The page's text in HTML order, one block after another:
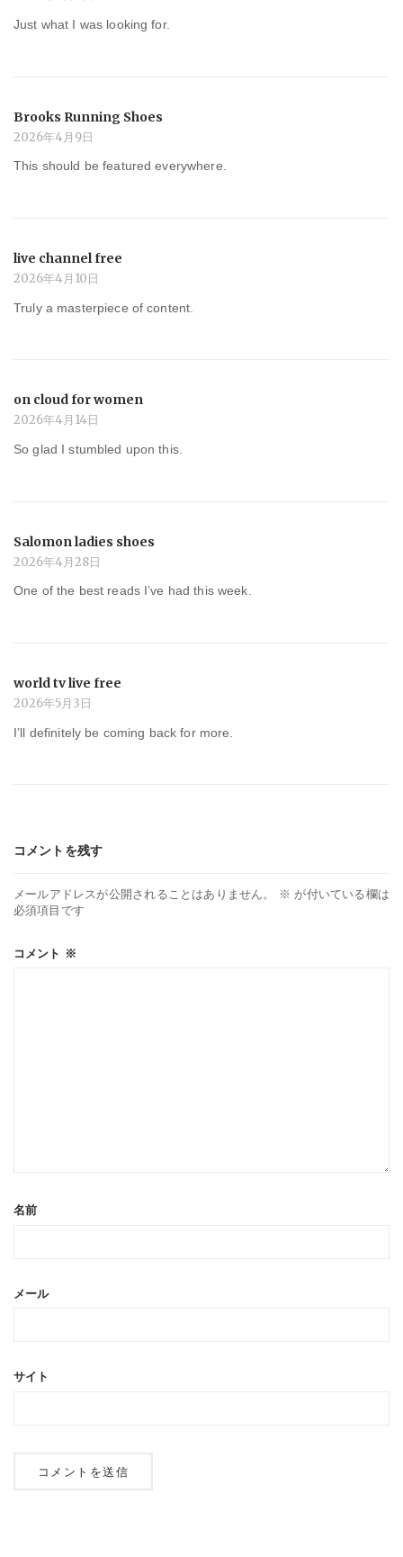
Just what I was looking for.
Brooks Running Shoes
2026年4月9日
This should be featured everywhere.
live channel free
2026年4月10日
Truly a masterpiece of content.
on cloud for women
2026年4月14日
So glad I stumbled upon this.
Salomon ladies shoes
2026年4月28日
One of the best reads I’ve had this week.
world tv live free
2026年5月3日
I’ll definitely be coming back for more.
コメントを残す
メールアドレスが公開されることはありません。 ※ が付いている欄は
必須項目です
コメント ※
名前
メール
サイト